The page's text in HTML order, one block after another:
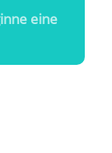
eine